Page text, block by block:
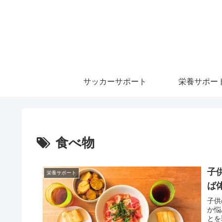
サッカーサポート 栄養サポー
食べ物
栄養サポート
子
ば
子
か
と